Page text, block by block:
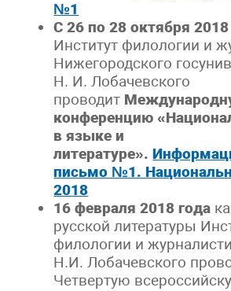
№1
С 26 по 28 октября 2018
Институт филологии и
Нижегородского
Н. И. Лобачевского
проводит
конференцию
в языке и
литературе».
письмо №1.
2018
16 февраля 2018 года
русской литературы
филологии и
Н.И. Лобачевского
Четвертую